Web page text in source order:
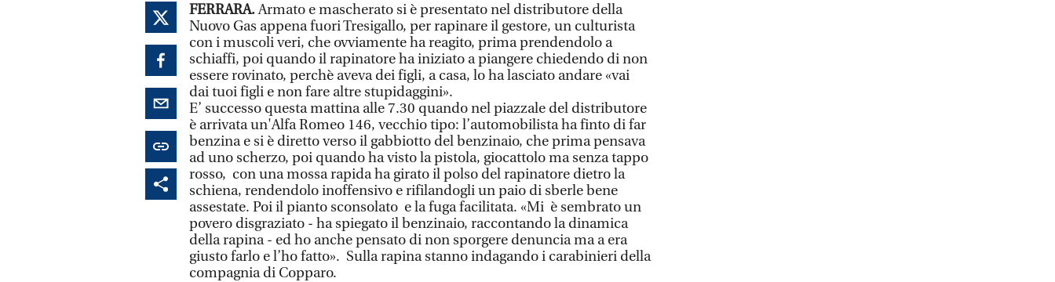
FERRARA.Armato e mascherato si è presentato nel distributore della
Nuovo Gas appena fuori Tresigallo, per rapinare il gestore, un culturista
con i muscoli veri, che ovviamente ha reagito, prima prendendolo a
schiaffi, poi quando il rapinatore ha iniziato a piangere chiedendo di non
essere rovinato, perchè aveva dei figli, a casa, lo ha lasciato andare «vai
dai tuoi figli e non fare altre stupidaggini».
E’ successo questa mattina alle 7.30 quando nel piazzale del distributore
è arrivata un'Alfa Romeo 146, vecchio tipo: l’automobilista ha finto di far
benzina e si è diretto verso il gabbiotto del benzinaio, che prima pensava
ad uno scherzo, poi quando ha visto la pistola, giocattolo ma senza tappo
rosso, con una mossa rapida ha girato il polso del rapinatore dietro la
schiena, rendendolo inoffensivo e rifilandogli un paio di sberle bene
assestate. Poi il pianto sconsolato e la fuga facilitata. «Mi è sembrato un
povero disgraziato - ha spiegato il benzinaio, raccontando la dinamica
della rapina - ed ho anche pensato di non sporgere denuncia ma a era
giusto farlo e l’ho fatto». Sulla rapina stanno indagando i carabinieri della
compagnia di Copparo.